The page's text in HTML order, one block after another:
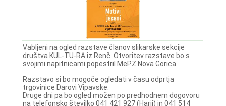
Vabljeni na ogled razstave članov slikarske sekcije
društva KUL-TU-RA iz Renč. Otvoritev razstave bo s
svojimi napitnicami popestril MePZ Nova Gorica.
Razstavo si bo mogoče ogledati v času odprtja
trgovinice Darovi Vipavske.
Druge dni pa bo ogled možen po predhodnem dogovoru
na telefonsko številko 041 421 927 (Harij) in 041 514